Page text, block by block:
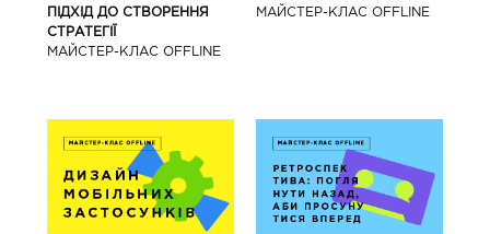
ПІДХІД ДО СТВОРЕННЯ
СТРАТЕГІЇ
МАЙCТЕР-КЛАС OFFLINE
МАЙCТЕР-КЛАС OFFLINE